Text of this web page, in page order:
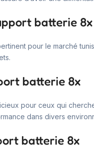
batterie 8x
pour le marché
batterie 8x
pour ceux qui
dans divers
batterie 8x